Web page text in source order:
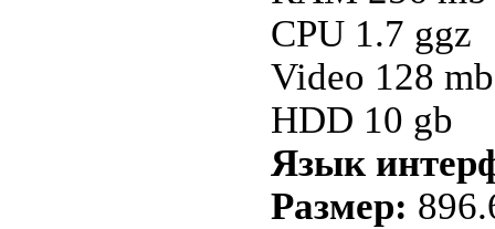
CPU 1.7 ggz
Video 128 mb
HDD 10 gb
Язык
Размер: